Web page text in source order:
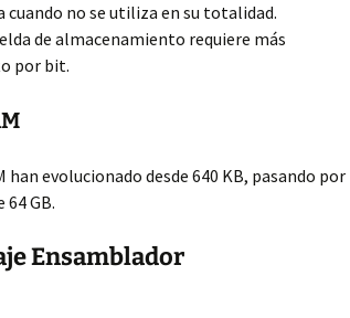
cuando no se utiliza en su totalidad.
de almacenamiento requiere más
por bit.
evolucionado desde 640 KB, pasando por
GB.
Ensamblador